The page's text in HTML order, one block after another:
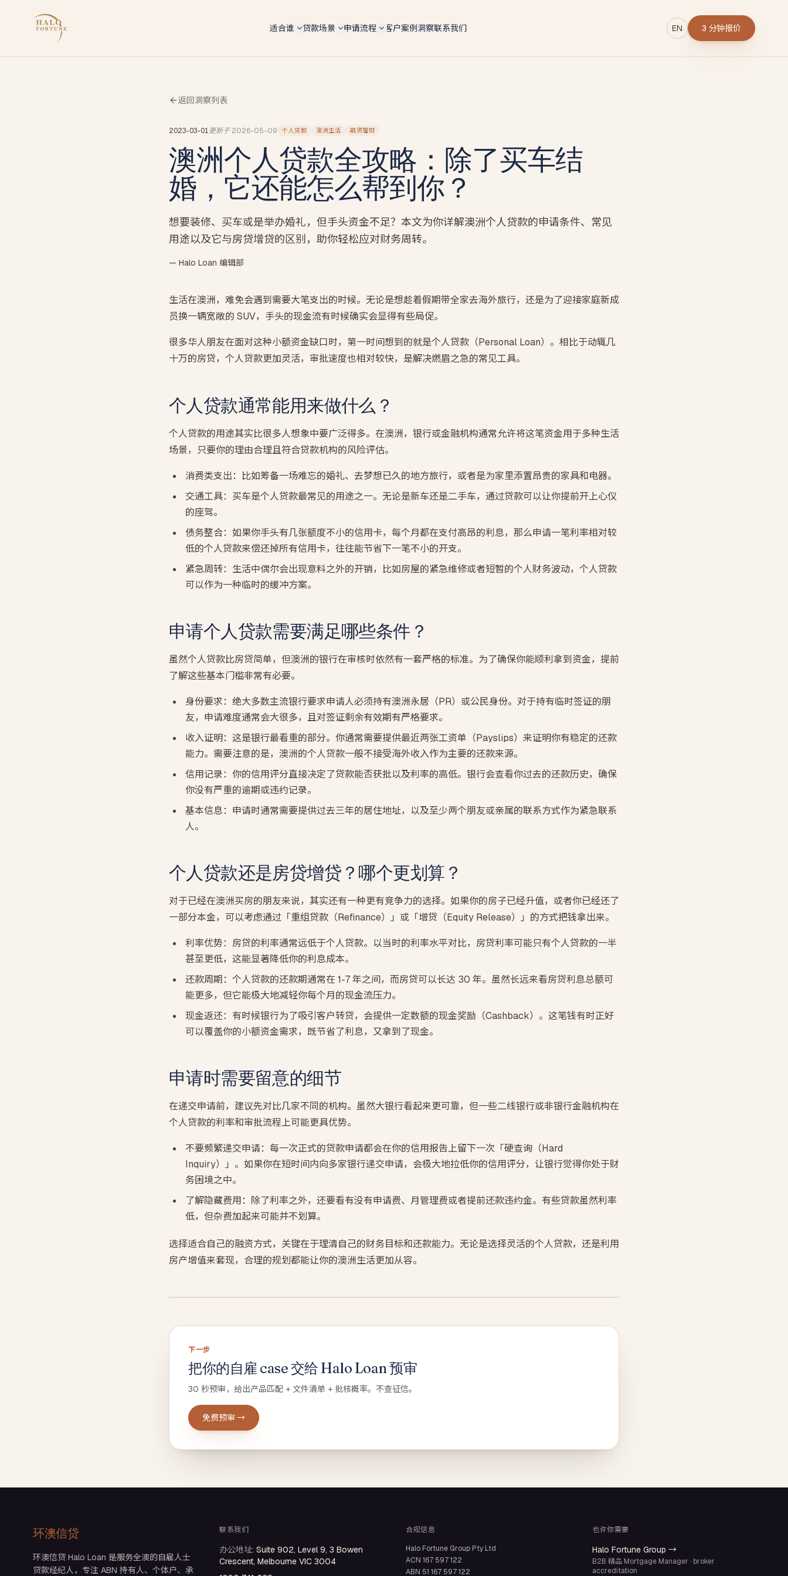
适合谁
自雇人士（总览）
Tradie 蓝领师傅
餐饮老板
餐厅 / 咖啡馆 / 酒吧 — 现金入账打包专项
墨尔本贷款经纪人 新
墨尔本本地自雇房贷专家 · 按区找经纪人（Box Hill /
墨尔本自雇人士
Carlton 餐饮 / Box Hill IT / CBD 设计师 — 本地 suburb
贷款场景
6 大场景总览
投资房 Investment
建房 Construction
商业 Commercial
套现 Cash-out
申请流程
5 步申请流程
Alt-doc 灵活文件
BAS + 流水 + 会计师信组合替代 2 年税单 · 18 家 lender
BAS-only 季报路径
4 季度 BAS + ABN 2 年 · 12 家 lender · 10 天 approval
投资房贷款
扩张
建筑贷款
期房贷款
买楼花 · 交割估值缺口提前压测
客户案例洞察联系我们 EN 3 分钟报价
返回洞察列表
2023-03-01更新于 2026-05-09 个人贷款 澳洲生活 融资理财
澳洲个人贷款全攻略：除了买车结
婚，它还能怎么帮到你？
想要装修、买车或是举办婚礼，但手头资金不足？本文为你详解澳洲个人贷款的申请条件、常见
用途以及它与房贷增贷的区别，助你轻松应对财务周转。
— Halo Loan 编辑部
生活在澳洲，难免会遇到需要大笔支出的时候。无论是想趁着假期带全家去海外旅行，还是为了迎接家庭新成
员换一辆宽敞的 SUV，手头的现金流有时候确实会显得有些局促。
很多华人朋友在面对这种小额资金缺口时，第一时间想到的就是个人贷款（Personal Loan）。相比于动辄几
十万的房贷，个人贷款更加灵活，审批速度也相对较快，是解决燃眉之急的常见工具。
个人贷款通常能用来做什么？
个人贷款的用途其实比很多人想象中要广泛得多。在澳洲，银行或金融机构通常允许将这笔资金用于多种生活
场景，只要你的理由合理且符合贷款机构的风险评估。
消费类支出：比如筹备一场难忘的婚礼、去梦想已久的地方旅行，或者是为家里添置昂贵的家具和电器。
交通工具：买车是个人贷款最常见的用途之一。无论是新车还是二手车，通过贷款可以让你提前开上心仪
的座驾。
债务整合：如果你手头有几张额度不小的信用卡，每个月都在支付高昂的利息，那么申请一笔利率相对较
低的个人贷款来偿还掉所有信用卡，往往能节省下一笔不小的开支。
紧急周转：生活中偶尔会出现意料之外的开销，比如房屋的紧急维修或者短暂的个人财务波动，个人贷款
可以作为一种临时的缓冲方案。
申请个人贷款需要满足哪些条件？
虽然个人贷款比房贷简单，但澳洲的银行在审核时依然有一套严格的标准。为了确保你能顺利拿到资金，提前
了解这些基本门槛非常有必要。
身份要求：绝大多数主流银行要求申请人必须持有澳洲永居（PR）或公民身份。对于持有临时签证的朋
友，申请难度通常会大很多，且对签证剩余有效期有严格要求。
收入证明：这是银行最看重的部分。你通常需要提供最近两张工资单（Payslips）来证明你有稳定的还款
能力。需要注意的是，澳洲的个人贷款一般不接受海外收入作为主要的还款来源。
信用记录：你的信用评分直接决定了贷款能否获批以及利率的高低。银行会查看你过去的还款历史，确保
你没有严重的逾期或违约记录。
基本信息：申请时通常需要提供过去三年的居住地址，以及至少两个朋友或亲属的联系方式作为紧急联系
人。
个人贷款还是房贷增贷？哪个更划算？
对于已经在澳洲买房的朋友来说，其实还有一种更有竞争力的选择。如果你的房子已经升值，或者你已经还了
一部分本金，可以考虑通过「重组贷款（Refinance）」或「增贷（Equity Release）」的方式把钱拿出来。
利率优势：房贷的利率通常远低于个人贷款。以当时的利率水平对比，房贷利率可能只有个人贷款的一半
甚至更低，这能显著降低你的利息成本。
还款周期：个人贷款的还款期通常在 1-7 年之间，而房贷可以长达 30 年。虽然长远来看房贷利息总额可
能更多，但它能极大地减轻你每个月的现金流压力。
现金返还：有时候银行为了吸引客户转贷，会提供一定数额的现金奖励（Cashback）。这笔钱有时正好
可以覆盖你的小额资金需求，既节省了利息，又拿到了现金。
申请时需要留意的细节
在递交申请前，建议先对比几家不同的机构。虽然大银行看起来更可靠，但一些二线银行或非银行金融机构在
个人贷款的利率和审批流程上可能更具优势。
不要频繁递交申请：每一次正式的贷款申请都会在你的信用报告上留下一次「硬查询（Hard
Inquiry）」。如果你在短时间内向多家银行递交申请，会极大地拉低你的信用评分，让银行觉得你处于财
务困境之中。
了解隐藏费用：除了利率之外，还要看有没有申请费、月管理费或者提前还款违约金。有些贷款虽然利率
低，但杂费加起来可能并不划算。
选择适合自己的融资方式，关键在于理清自己的财务目标和还款能力。无论是选择灵活的个人贷款，还是利用
房产增值来套现，合理的规划都能让你的澳洲生活更加从容。
下一步
把你的自雇 case 交给 Halo Loan 预审
30 秒预审，给出产品匹配 + 文件清单 + 批核概率。不查征信。
免费预审 →
环澳信贷
环澳信贷 Halo Loan 是服务全澳的自雇人士
贷款经纪人，专注 ABN 持有人、个体户、承
联系我们
办公地址: Suite 902, Level 9, 3 Bowen
Crescent, Melbourne VIC 3004
合规信息
Halo Fortune Group Pty Ltd
ACN 167 597 122
ABN 51 167 597 122
也许你需要
Halo Fortune Group →
B2B 精品 Mortgage Manager · broker
accreditation